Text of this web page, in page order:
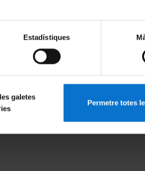
Estadístiques
galetes
Permetre totes